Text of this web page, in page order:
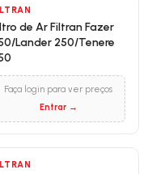
de Ar Filtran Fazer
Lander 250/Tenere
Faça login para ver preços
Entrar →